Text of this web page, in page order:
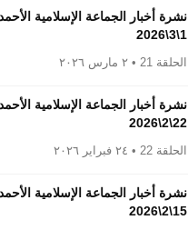
نشرة أخبار الجماعة الإسلامية
1\3\2026
الحلقة 21 • ٢ مارس ٢٠٢٦
نشرة أخبار الجماعة الإسلامية
22\2\2026
الحلقة 22 • ٢٤ فبراير ٢٠٢٦
نشرة أخبار الجماعة الإسلامية
15\2\2026